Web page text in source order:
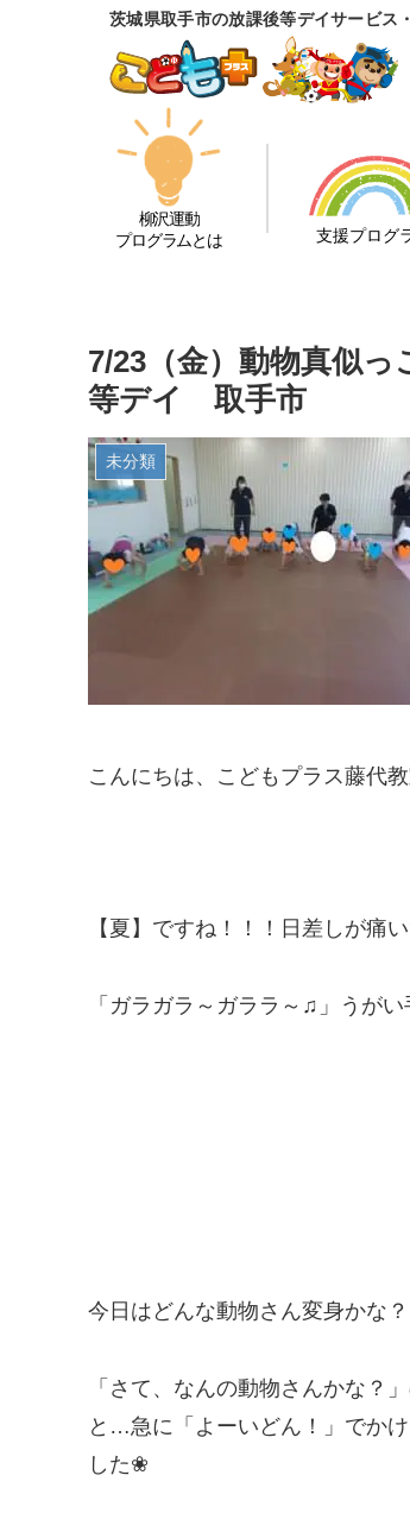
茨城県取手市の放課後等デイサービ
柳沢運動
プログラムとは
支援プログ
7/23（金）動物真似
等デイ 取手市
未分類
こんにちは、こどもプラス藤代
【夏】ですね！！！日差しが痛い
「ガラガラ～ガララ～♫」うが
今日はどんな動物さん変身かな？
「さて、なんの動物さんかな？
と…急に「よーいどん！」でか
した❀